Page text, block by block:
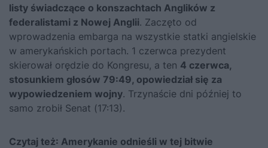
listy świadczące o konszachtach Anglików z
federalistami z Nowej Anglii. Zaczęto od
wprowadzenia embarga na wszystkie statki angielskie
w amerykańskich portach. 1 czerwca prezydent
skierował orędzie do Kongresu, a ten 4 czerwca,
stosunkiem głosów 79:49, opowiedział się za
wypowiedzeniem wojny. Trzynaście dni później to
samo zrobił Senat (17:13).
Czytaj też: Amerykanie odnieśli w tej bitwie